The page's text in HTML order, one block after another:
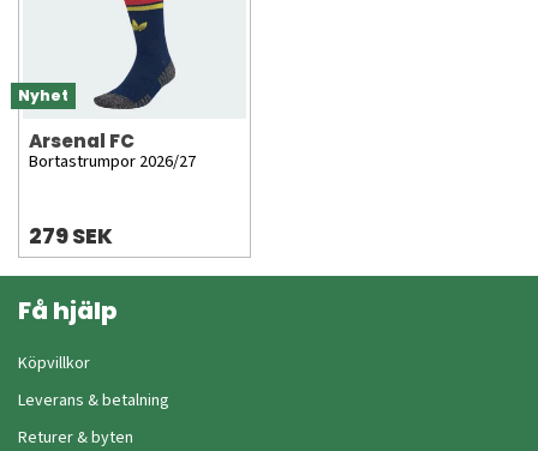
Nyhet
Arsenal FC
Bortastrumpor 2026/27
279 SEK
Få hjälp
Köpvillkor
Leverans & betalning
Returer & byten